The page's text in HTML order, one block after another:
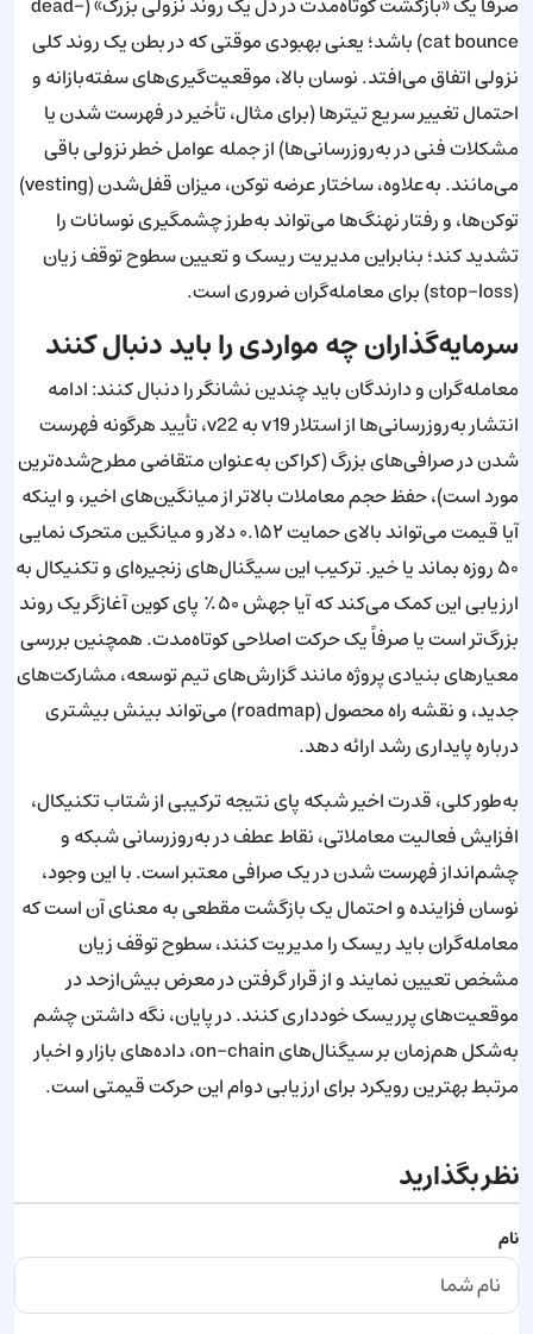
cat bounce) باشد؛ یعنی بهبودی موقتی که در بطن یک روند کلی
نزولی اتفاق می‌افتد. نوسان بالا، موقعیت‌گیری‌های سفته‌بازانه و
احتمال تغییر سریع تیترها (برای مثال، تأخیر در فهرست شدن یا
مشکلات فنی در به‌روزرسانی‌ها) از جمله عوامل خطر نزولی باقی
می‌مانند. به‌علاوه، ساختار عرضه توکن، میزان قفل‌شدن (vesting)
توکن‌ها، و رفتار نهنگ‌ها می‌تواند به‌طرز چشمگیری نوسانات را
تشدید کند؛ بنابراین مدیریت ریسک و تعیین سطوح توقف زیان
(stop-loss) برای معامله‌گران ضروری است.
سرمایه‌گذاران چه مواردی را باید دنبال کنند
معامله‌گران و دارندگان باید چندین نشانگر را دنبال کنند: ادامه
انتشار به‌روزرسانی‌ها از استلار v19 به v22، تأیید هرگونه فهرست
شدن در صرافی‌های بزرگ (کراکن به‌عنوان متقاضی مطرح‌شده‌ترین
مورد است)، حفظ حجم معاملات بالاتر از میانگین‌های اخیر، و اینکه
آیا قیمت می‌تواند بالای حمایت ۰.۱۵۲ دلار و میانگین متحرک نمایی
۵۰ روزه بماند یا خیر. ترکیب این سیگنال‌های زنجیره‌ای و تکنیکال به
ارزیابی این کمک می‌کند که آیا جهش ۵۰٪ پای کوین آغازگر یک روند
بزرگ‌تر است یا صرفاً یک حرکت اصلاحی کوتاه‌مدت. همچنین بررسی
معیارهای بنیادی پروژه مانند گزارش‌های تیم توسعه، مشارکت‌های
جدید، و نقشه راه محصول (roadmap) می‌تواند بینش بیشتری
درباره پایداری رشد ارائه دهد.
به‌طور کلی، قدرت اخیر شبکه پای نتیجه ترکیبی از شتاب تکنیکال،
افزایش فعالیت معاملاتی، نقاط عطف در به‌روزرسانی شبکه و
چشم‌انداز فهرست شدن در یک صرافی معتبر است. با این وجود،
نوسان فزاینده و احتمال یک بازگشت مقطعی به معنای آن است که
معامله‌گران باید ریسک را مدیریت کنند، سطوح توقف زیان
مشخص تعیین نمایند و از قرار گرفتن در معرض بیش‌ازحد در
موقعیت‌های پرریسک خودداری کنند. در پایان، نگه داشتن چشم
به‌شکل هم‌زمان بر سیگنال‌های on-chain، داده‌های بازار و اخبار
مرتبط بهترین رویکرد برای ارزیابی دوام این حرکت قیمتی است.
نظر بگذارید
نام